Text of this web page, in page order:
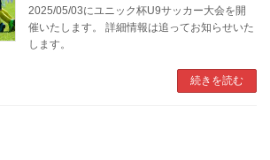
2025/05/03にユニック杯U9サッカー大会を開
催いたします。 詳細情報は追ってお知らせいた
します。
続きを読む